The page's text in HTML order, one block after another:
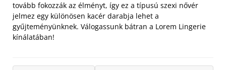
tovább fokozzák az élményt, így ez a típusú szexi nővér
jelmez egy különösen kacér darabja lehet a
gyűjteményünknek. Válogassunk bátran a Lorem Lingerie
kínálatában!